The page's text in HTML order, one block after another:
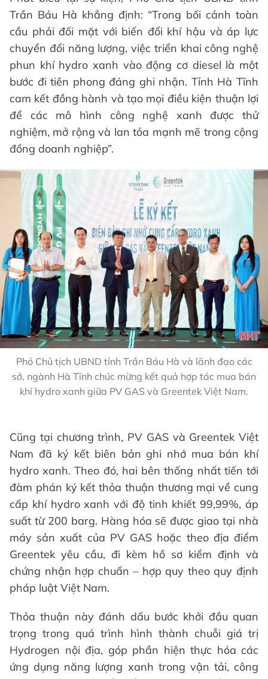
Trần Báu Hà khẳng định: “Trong bối cảnh toàn
cầu phải đối mặt với biến đổi khí hậu và áp lực
chuyển đổi năng lượng, việc triển khai công nghệ
phun khí hydro xanh vào động cơ diesel là một
bước đi tiên phong đáng ghi nhận. Tỉnh Hà Tĩnh
cam kết đồng hành và tạo mọi điều kiện thuận lợi
để các mô hình công nghệ xanh được thử
nghiệm, mở rộng và lan tỏa mạnh mẽ trong cộng
đồng doanh nghiệp”.
Phó Chủ tịch UBND tỉnh Trần Báu Hà và lãnh đạo các
sở, ngành Hà Tĩnh chúc mừng kết quả hợp tác mua bán
khí hydro xanh giữa PV GAS và Greentek Việt Nam.
Cũng tại chương trình, PV GAS và Greentek Việt
Nam đã ký kết biên bản ghi nhớ mua bán khí
hydro xanh. Theo đó, hai bên thống nhất tiến tới
đàm phán ký kết thỏa thuận thương mại về cung
cấp khí hydro xanh với độ tinh khiết 99,99%, áp
suất từ 200 barg. Hàng hóa sẽ được giao tại nhà
máy sản xuất của PV GAS hoặc theo địa điểm
Greentek yêu cầu, đi kèm hồ sơ kiểm định và
chứng nhận hợp chuẩn – hợp quy theo quy định
pháp luật Việt Nam.
Thỏa thuận này đánh dấu bước khởi đầu quan
trọng trong quá trình hình thành chuỗi giá trị
Hydrogen nội địa, góp phần hiện thực hóa các
ứng dụng năng lượng xanh trong vận tải, công